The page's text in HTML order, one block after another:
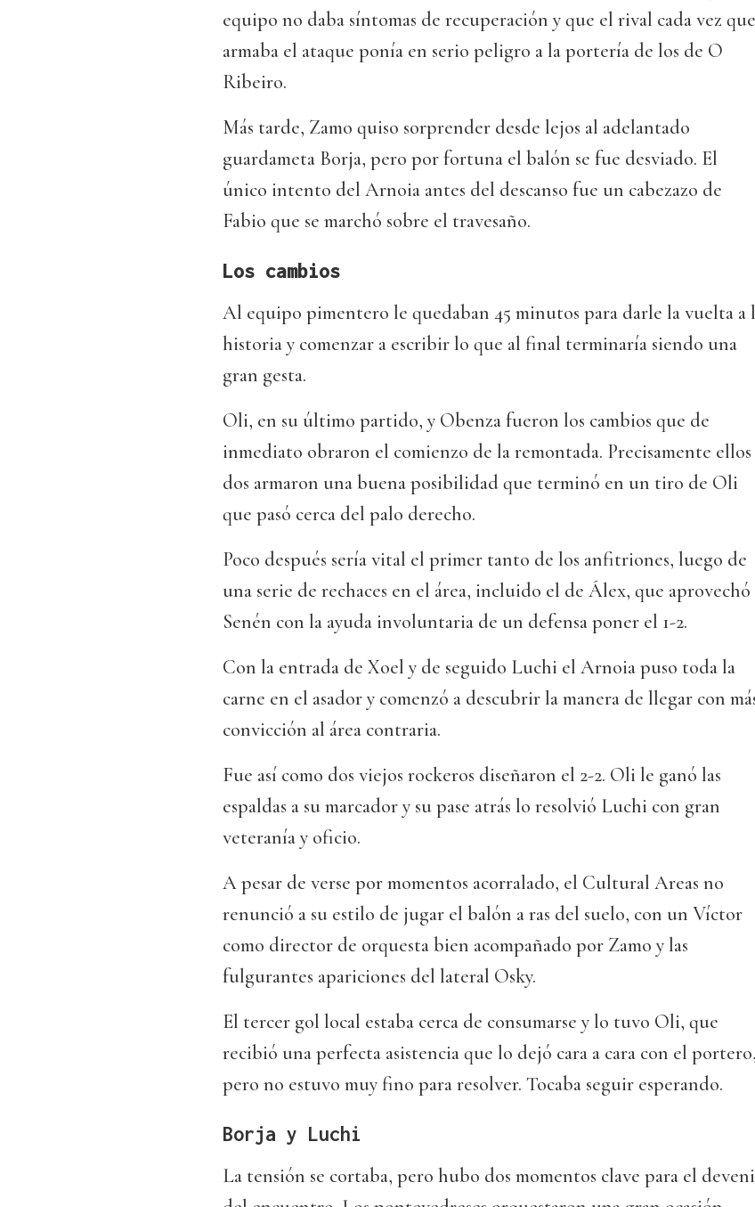
equipo no daba síntomas de recuperación y que el rival cada vez que
armaba el ataque ponía en serio peligro a la portería de los de O
Ribeiro.
Más tarde, Zamo quiso sorprender desde lejos al adelantado
guardameta Borja, pero por fortuna el balón se fue desviado. El
único intento del Arnoia antes del descanso fue un cabezazo de
Fabio que se marchó sobre el travesaño.
Los cambios
Al equipo pimentero le quedaban 45 minutos para darle la vuelta a
historia y comenzar a escribir lo que al final terminaría siendo una
gran gesta.
Oli, en su último partido, y Obenza fueron los cambios que de
inmediato obraron el comienzo de la remontada. Precisamente ellos
dos armaron una buena posibilidad que terminó en un tiro de Oli
que pasó cerca del palo derecho.
Poco después sería vital el primer tanto de los anfitriones, luego de
una serie de rechaces en el área, incluido el de Álex, que aprovechó
Senén con la ayuda involuntaria de un defensa poner el 1-2.
Con la entrada de Xoel y de seguido Luchi el Arnoia puso toda la
carne en el asador y comenzó a descubrir la manera de llegar con
convicción al área contraria.
Fue así como dos viejos rockeros diseñaron el 2-2. Oli le ganó las
espaldas a su marcador y su pase atrás lo resolvió Luchi con gran
veteranía y oficio.
A pesar de verse por momentos acorralado, el Cultural Areas no
renunció a su estilo de jugar el balón a ras del suelo, con un Víctor
como director de orquesta bien acompañado por Zamo y las
fulgurantes apariciones del lateral Osky.
El tercer gol local estaba cerca de consumarse y lo tuvo Oli, que
recibió una perfecta asistencia que lo dejó cara a cara con el portero,
pero no estuvo muy fino para resolver. Tocaba seguir esperando.
Borja y Luchi
La tensión se cortaba, pero hubo dos momentos clave para el